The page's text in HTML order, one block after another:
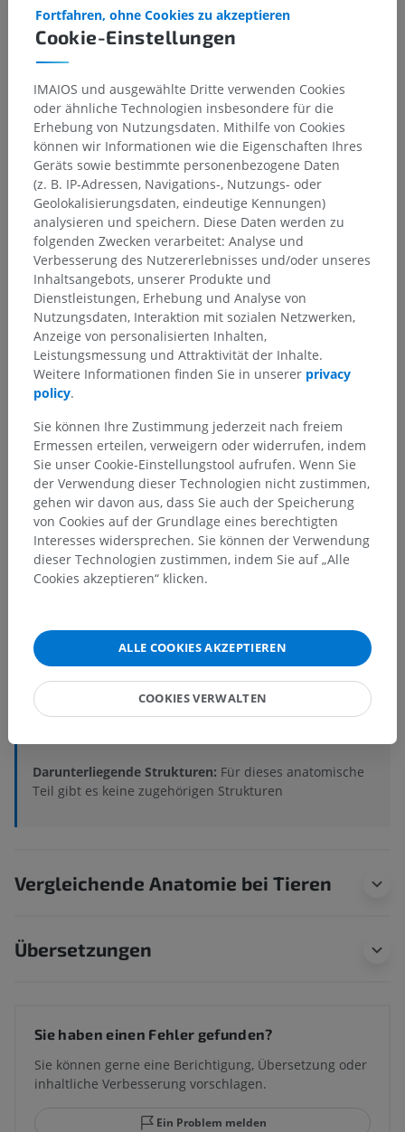
Galerie
Anatomische Hierarchie
Anatomie des Menschen 2
Anatomie des Menschen
Zentraler Abschnitt; Zentralnervensystem
Meningen; Hirnhäute> Harte Haut> Räume>
Darunterliegende Strukturen: Für dieses anatomische
Teil gibt es keine zugehörigen Strukturen
Vergleichende Anatomie bei Tieren
Übersetzungen
Sie haben einen Fehler gefunden?
Sie können gerne eine Berichtigung, Übersetzung oder
inhaltliche Verbesserung vorschlagen.
Ein Problem melden
Cookie-Einstellungen
Fortfahren, ohne Cookies zu akzeptieren
IMAIOS und ausgewählte Dritte verwenden Cookies
oder ähnliche Technologien insbesondere für die
Erhebung von Nutzungsdaten. Mithilfe von Cookies
können wir Informationen wie die Eigenschaften Ihres
Geräts sowie bestimmte personenbezogene Daten
(z. B. IP-Adressen, Navigations-, Nutzungs- oder
Geolokalisierungsdaten, eindeutige Kennungen)
analysieren und speichern. Diese Daten werden zu
folgenden Zwecken verarbeitet: Analyse und
Verbesserung des Nutzererlebnisses und/oder unseres
Inhaltsangebots, unserer Produkte und
Dienstleistungen, Erhebung und Analyse von
Nutzungsdaten, Interaktion mit sozialen Netzwerken,
Anzeige von personalisierten Inhalten,
Leistungsmessung und Attraktivität der Inhalte.
Weitere Informationen finden Sie in unserer privacy
policy.
Sie können Ihre Zustimmung jederzeit nach freiem
Ermessen erteilen, verweigern oder widerrufen, indem
Sie unser Cookie-Einstellungstool aufrufen. Wenn Sie
der Verwendung dieser Technologien nicht zustimmen,
gehen wir davon aus, dass Sie auch der Speicherung
von Cookies auf der Grundlage eines berechtigten
Interesses widersprechen. Sie können der Verwendung
dieser Technologien zustimmen, indem Sie auf „Alle
Cookies akzeptieren“ klicken.
ALLE COOKIES AKZEPTIEREN
COOKIES VERWALTEN